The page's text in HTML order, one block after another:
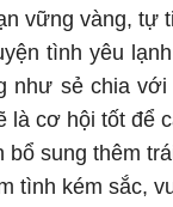
vững vàng, tự
tình yêu
như sẻ chia
là cơ hội tốt để
bổ sung thêm
tình kém sắc,